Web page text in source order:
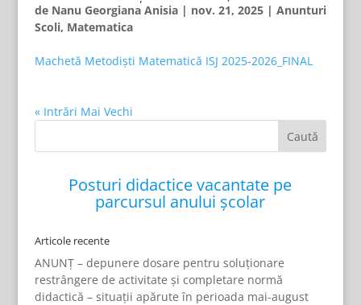
de Nanu Georgiana Anisia| nov. 21, 2025| Anunturi
Scoli, Matematica
Machetă Metodiști Matematică ISJ 2025-2026_FINAL
« Intrări Mai Vechi
Posturi didactice vacantate pe
parcursul anului școlar
Articole recente
ANUNȚ – depunere dosare pentru soluționare
restrângere de activitate și completare normă
didactică – situații apărute în perioada mai-august